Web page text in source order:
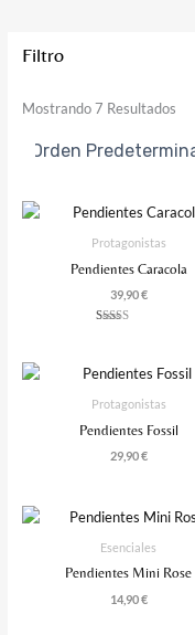
Filtro
Mostrando 7 Resultados
Protagonistas
Pendientes Caracola
39,90€
De 5
Protagonistas
Pendientes Fossil
29,90€
Esenciales
Pendientes Mini Rose
14,90€